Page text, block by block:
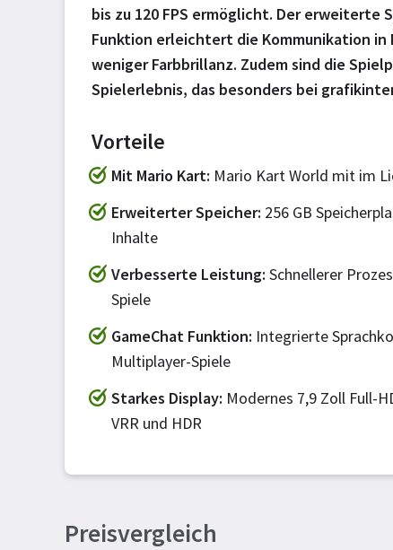
bis zu 120 FPS ermöglicht. Der erweiterte
Funktion erleichtert die Kommunikation in
weniger Farbbrillanz. Zudem sind die
Spielerlebnis, das besonders bei
Vorteile
Mit Mario Kart Mario Kart World mit im
Erweiterter Speicher 256 GB
Inhalte
Verbesserte Leistung Schnellerer
Spiele
GameChat Funktion Integrierte
Multiplayer-Spiele
Starkes Display Modernes 7,9 Zoll Full-
VRR und HDR
Preisvergleich